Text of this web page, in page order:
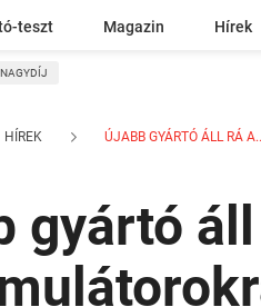
teszt Magazin Hírek
HÍREK ÚJABB GYÁRTÓ ÁLL RÁ
gyártó